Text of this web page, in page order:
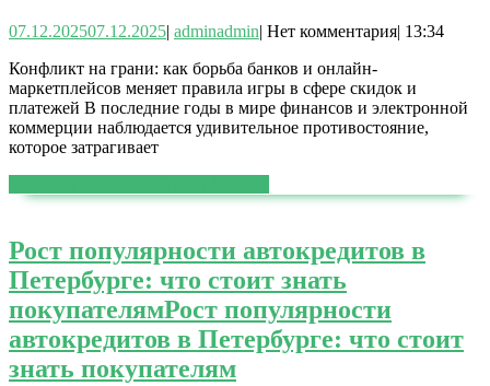
07.12.202507.12.2025| adminadmin| Нет комментария| 13:34
Конфликт на грани: как борьба банков и онлайн-
маркетплейсов меняет правила игры в сфере скидок и
платежей В последние годы в мире финансов и электронной
коммерции наблюдается удивительное противостояние,
которое затрагивает
Рост популярности автокредитов в
Петербурге: что стоит знать
покупателямРост популярности
автокредитов в Петербурге: что стоит
знать покупателям